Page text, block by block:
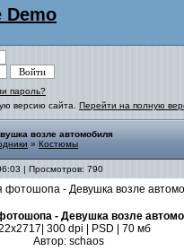
Demo
пароль?
версию сайта. Перейти на полную
возле автомобиля
» Костюмы
| Просмотров: 790
- Девушка возле
300 dpi | PSD | 70 мб
Автор: schaos